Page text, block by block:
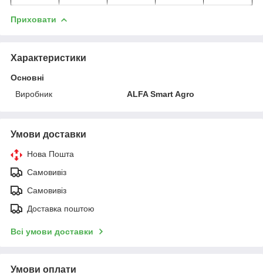
Приховати
Характеристики
Основні
Виробник
ALFA Smart Agro
Умови доставки
Нова Пошта
Самовивіз
Самовивіз
Доставка поштою
Всі умови доставки
Умови оплати